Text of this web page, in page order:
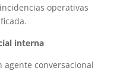
operativas
interna
conversacional